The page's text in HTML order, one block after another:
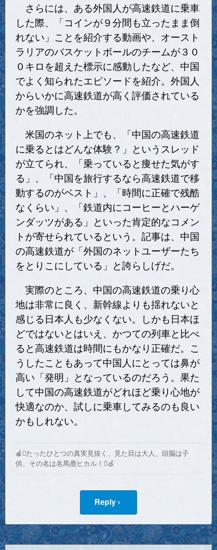
さらには、ある外国人が高速鉄道に乗車
した際、「コインが９分間も立ったまま倒
れない」ことを紹介する動画や、オースト
ラリアのバスケットボールのチームが３０
０キロを超えた標示に感動したなど、中国
でよく知られたエピソードを紹介。外国人
からいかに高速鉄道が高く評価されている
かを強調した。
米国のネット上でも、「中国の高速鉄道
に乗るとはどんな体験？」というスレッド
が立てられ、「乗っていると痩せた気がす
る」、「中国を旅行するなら高速鉄道で移
動するのがベスト」、「時間に正確で残酷
なくらい」、「鉄道内にコーヒーとハーゲ
ンダッツがある」といった肯定的なコメン
トが寄せられているという。記事は、中国
の高速鉄道が「外国のネットユーザーたち
をとりこにしている」と誇らしげだ。
実際のところ、中国の高速鉄道の乗り心
地は非常に良く、新幹線よりも揺れないと
感じる日本人も少なくない。しかも日本ほ
どではないとはいえ、かつての列車と比べ
ると高速鉄道は時間にもかなり正確だ。こ
うしたこともあって中国人にとっては鼻が
高い「発明」となっているのだろう。果た
して中国の高速鉄道がどれほど乗り心地が
快適なのか、試しに乗車してみるのも良い
かもしれない。
🍎たったひとつの真実見抜く、見た目は大人、頭脳は子
供、その名は名馬鹿ヒカル！🍏
Reply ›